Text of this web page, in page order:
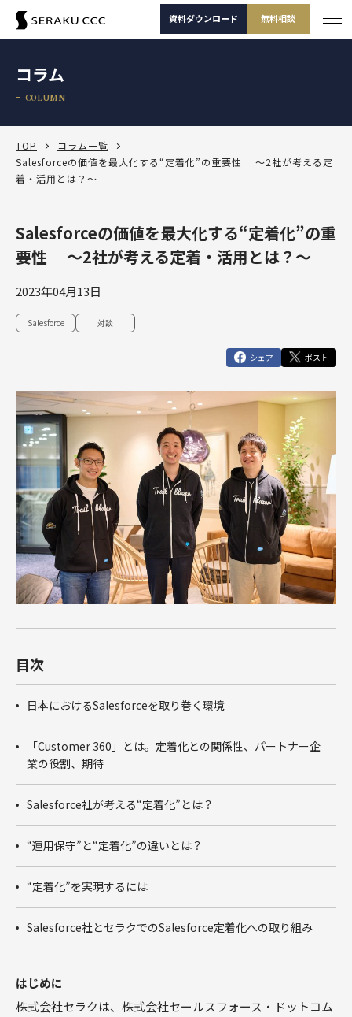
資料ダウンロード 無料相談
サービス一覧
Salesforce活用診断
-30秒でかんたん診断-
サービスから選
ぶ
ング支援
対象製品
Salesforce
ダッシュボ
ードワーク
ショップ
カスタマー
ジャーニー
ワークショ
SFAマネジ
俯瞰図ワー
クショップ
商談フェー
クショップ
サクセスパ
スワークシ
ョップ
駐・リモー
ト）
対象製品
Salesforce
Tableau
Account
Engagement
Marketing
Cloud
その他サー
BtoBマ
ーケティング
支援
HubSpot
サービス一覧
サービスから選ぶ
セールスコンサルティング支援
ダッシュボードワークショップ
カスタマージャーニーワークショップ
SFAマネジメントワークショップ
商談フェーズ設計ワークショップ
サクセスパスワークショップ
Tableau
Salesforce
Tableau
Account Engagement
Data Cloud
Agentforce
その他サービス
BtoBマーケティング支援
HubSpot
製品から選ぶ
定着・活用支援
運用(常駐・リモート)支援
エンジニア派遣
Tableau
定着・活用支援
定着・活用支援
Agentforce
HubSpot
導入、定着・活用支援
BtoBマーケティング支援
よくある課題
Salesforceを導入したけどうまく使えていない
Salesforceセールスコンサルティング 支援
支援事例
セミナー
コラム
選ばれる理由
資料ダウンロード
コラム
COLUMN
TOP
コラム一覧
Salesforceの価値を最大化する“定着化”の重要性 ～2社が考える定
着・活用とは？～
Salesforceの価値を最大化する“定着化”の重
要性 ～2社が考える定着・活用とは？～
2023年04月13日
Salesforce 対談
シェア ポスト
目次
日本におけるSalesforceを取り巻く環境
「Customer 360」とは。定着化との関係性、パートナー企
業の役割、期待
Salesforce社が考える“定着化”とは？
“運用保守”と“定着化”の違いとは？
“定着化”を実現するには
Salesforce社とセラクでのSalesforce定着化への取り組み
はじめに
株式会社セラクは、株式会社セールスフォース・ドットコム